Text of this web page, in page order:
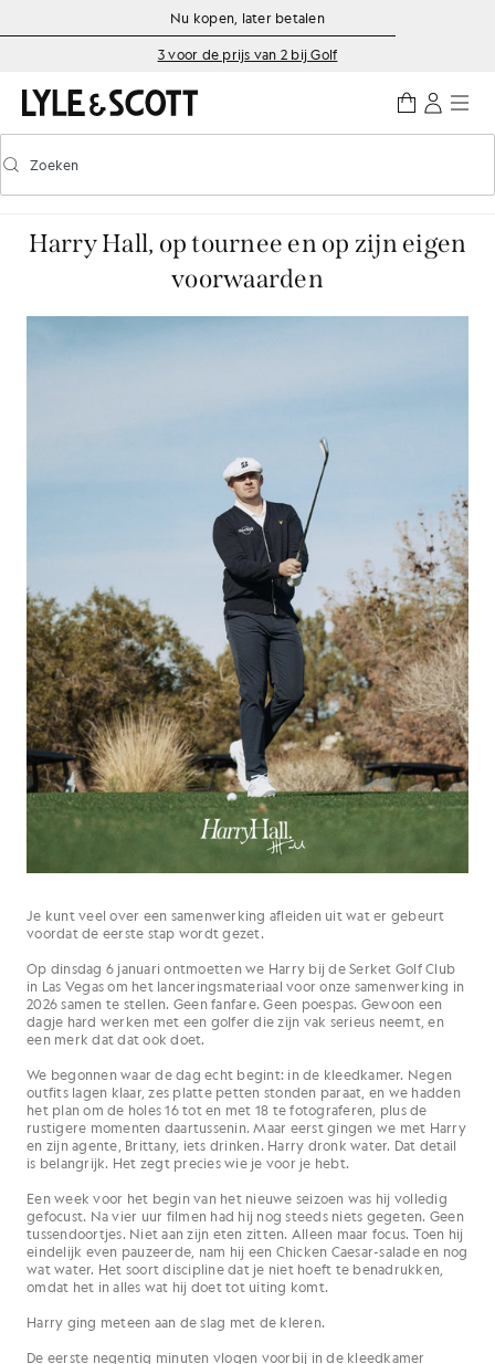
Ga naar de hoofdinhoud
Informatie over toegankelijkheid
Nu kopen, later betalen
3 voor de prijs van 2 bij Golf
Voorspellend zoeken in- of uitschakelen
Zoeken
Harry Hall, op tournee en op zijn eigen
voorwaarden
Je kunt veel over een samenwerking afleiden uit wat er gebeurt
voordat de eerste stap wordt gezet.
Op dinsdag 6 januari ontmoetten we Harry bij de Serket Golf Club
in Las Vegas om het lanceringsmateriaal voor onze samenwerking in
2026 samen te stellen. Geen fanfare. Geen poespas. Gewoon een
dagje hard werken met een golfer die zijn vak serieus neemt, en
een merk dat dat ook doet.
We begonnen waar de dag echt begint: in de kleedkamer. Negen
outfits lagen klaar, zes platte petten stonden paraat, en we hadden
het plan om de holes 16 tot en met 18 te fotograferen, plus de
rustigere momenten daartussenin. Maar eerst gingen we met Harry
en zijn agente, Brittany, iets drinken. Harry dronk water. Dat detail
is belangrijk. Het zegt precies wie je voor je hebt.
Een week voor het begin van het nieuwe seizoen was hij volledig
gefocust. Na vier uur filmen had hij nog steeds niets gegeten. Geen
tussendoortjes. Niet aan zijn eten zitten. Alleen maar focus. Toen hij
eindelijk even pauzeerde, nam hij een Chicken Caesar-salade en nog
wat water. Het soort discipline dat je niet hoeft te benadrukken,
omdat het in alles wat hij doet tot uiting komt.
Harry ging meteen aan de slag met de kleren.
De eerste negentig minuten vlogen voorbij in de kleedkamer